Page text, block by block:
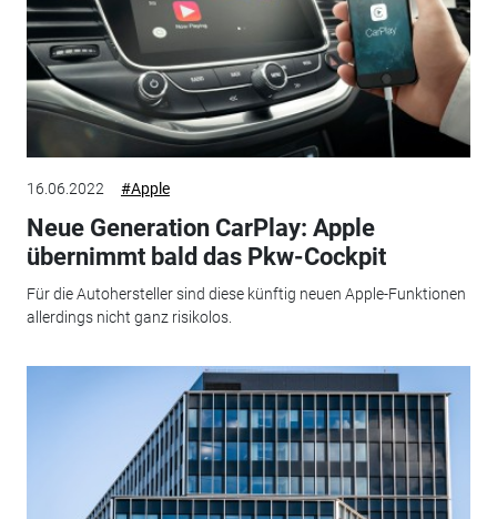
16.06.2022 #Apple
Neue Generation CarPlay: Apple
übernimmt bald das Pkw-Cockpit
Für die Autohersteller sind diese künftig neuen Apple-Funktionen
allerdings nicht ganz risikolos.